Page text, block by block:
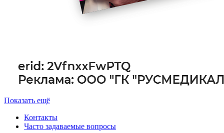
Показать ещё
Контакты
Часто задаваемые вопросы